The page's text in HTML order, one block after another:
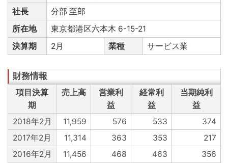
社長
分部 至郎
所在地
東京都港区六本木 6-15-21
決算期
2月 業種 サービス業
項目決算
期
売上高
営業利
益
経常利
益
当期純利
益
2018年2月
11,959 576 533
374
2017年2月
11,314 363 353
217
2016年2月
11,456 468 463
356